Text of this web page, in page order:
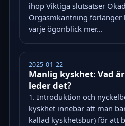
ihop Viktiga slutsatser
Orgasmkantning förlänger
varje ögonblick mer...
2025-01-22
Manlig kyskhet: Vad
leder det?
1. Introduktion och
kyskhet innebär att man
kallad kyskhetsbur) för att